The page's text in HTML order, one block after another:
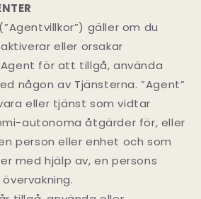
gäller om du
eller orsakar
för att tillgå, använda
någon av Tjänsterna. ”Agent”
eller tjänst som vidtar
autonoma åtgärder för, eller
person eller enhet och som
med hjälp av, en persons